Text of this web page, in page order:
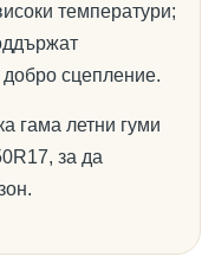
температури;
сцепление.
гама летни гуми
за да